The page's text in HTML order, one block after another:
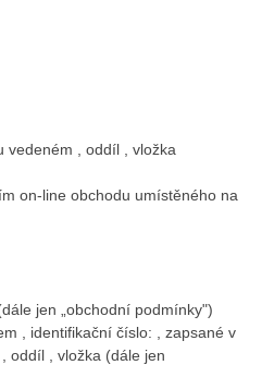
vedeném , oddíl , vložka
on-line obchodu umístěného na
jen „obchodní podmínky")
, identifikační číslo: , zapsané v
oddíl , vložka (dále jen